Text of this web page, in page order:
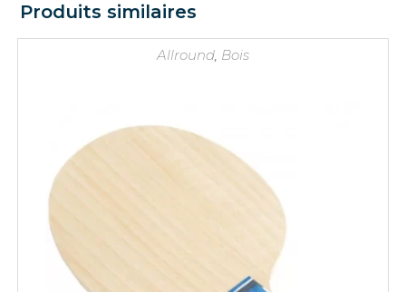
Produits similaires
Allround, Bois